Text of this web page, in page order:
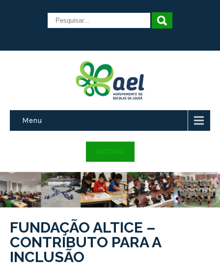
Menu
ACESSO
FUNDAÇÃO ALTICE –
CONTRIBUTO PARA A
INCLUSÃO